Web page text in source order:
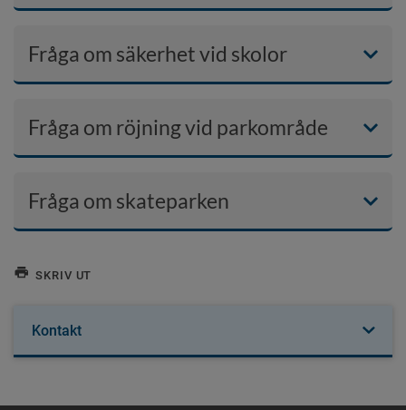
Fråga om säkerhet vid skolor
Fråga om röjning vid parkområde
Fråga om skateparken
SKRIV UT
Kontakt